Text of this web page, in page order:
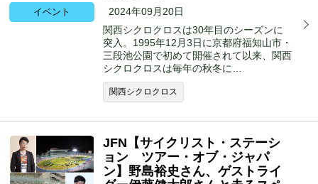
イベント
2024年09月20日
関西シクロクロスは30年目のシーズンに
突入。1995年12月3日に京都府福知山市・
三段池公園で初めて開催されて以来、関西
シクロクロスは毎年の秋冬に…
関西シクロクロス
JFN【サイクリスト・ステーシ
ョン ツアー・オブ・ジャパ
ン】野島裕史さん、ゲストライ